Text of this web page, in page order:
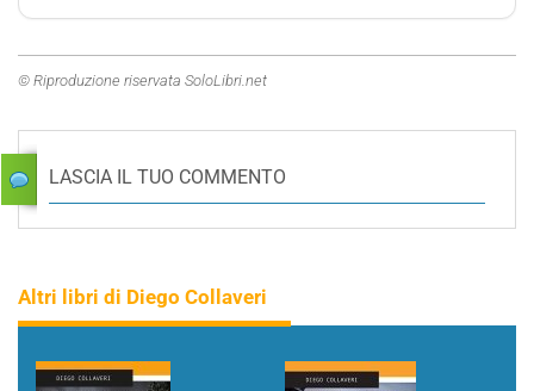
© Riproduzione riservata SoloLibri.net
LASCIA IL TUO COMMENTO
Altri libri di Diego Collaveri